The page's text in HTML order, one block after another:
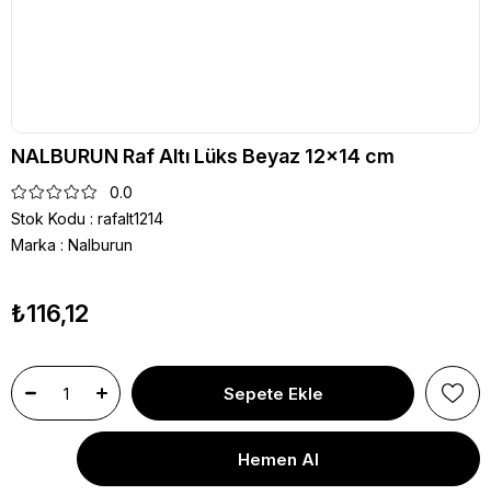
NALBURUN Raf Altı Lüks Beyaz 12x14 cm
0.0
Stok Kodu
rafalt1214
Marka : Nalburun
₺116,12